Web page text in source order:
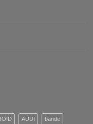
AUDI bande